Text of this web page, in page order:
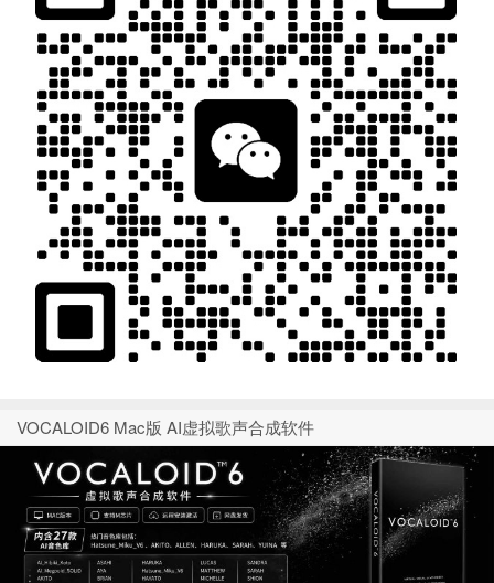
VOCALOID6 Mac版 AI虚拟歌声合成软件